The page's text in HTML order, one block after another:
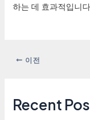
하는 데 효과적입니
이전
Recent